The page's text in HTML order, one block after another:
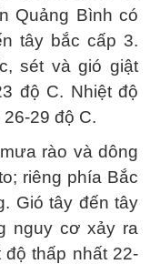
Quảng Bình có
tây bắc cấp 3.
sét và gió giật
độ C. Nhiệt độ
29 độ C.
rào và dông
riêng phía Bắc
Gió tây đến tây
nguy cơ xảy ra
độ thấp nhất 22-